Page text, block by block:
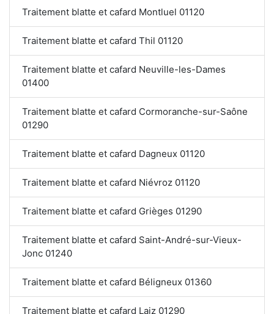
Traitement blatte et cafard Montluel 01120
Traitement blatte et cafard Thil 01120
Traitement blatte et cafard Neuville-les-Dames
01400
Traitement blatte et cafard Cormoranche-sur-Saône
01290
Traitement blatte et cafard Dagneux 01120
Traitement blatte et cafard Niévroz 01120
Traitement blatte et cafard Grièges 01290
Traitement blatte et cafard Saint-André-sur-Vieux-
Jonc 01240
Traitement blatte et cafard Béligneux 01360
Traitement blatte et cafard Laiz 01290